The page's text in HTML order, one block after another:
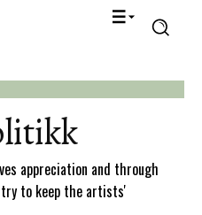
appreciation and through
to keep the artists'